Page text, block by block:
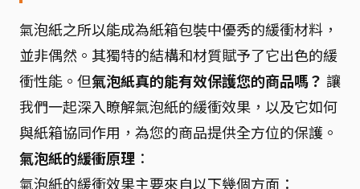
氣泡紙之所以能成為紙箱包裝中優秀的緩衝材料，
並非偶然。其獨特的結構和材質賦予了它出色的緩
衝性能。但氣泡紙真的能有效保護您的商品嗎？ 讓
我們一起深入瞭解氣泡紙的緩衝效果，以及它如何
與紙箱協同作用，為您的商品提供全方位的保護。
氣泡紙的緩衝原理 ：
氣泡紙的緩衝效果主要來自以下幾個方面：